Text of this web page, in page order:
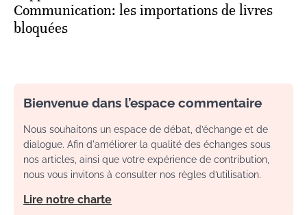
Communication: les importations de livres
bloquées
Bienvenue dans l’espace commentaire
Nous souhaitons un espace de débat, d’échange et de
dialogue. Afin d'améliorer la qualité des échanges sous
nos articles, ainsi que votre expérience de contribution,
nous vous invitons à consulter nos règles d’utilisation.
Lire notre charte